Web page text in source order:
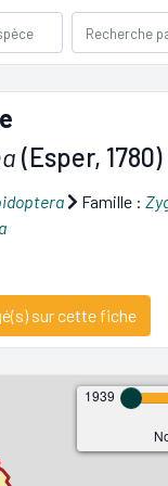
(Esper, 1780)
Famille :
taxon(s) inférieur(s) agrégé(s) sur cette fiche
1939